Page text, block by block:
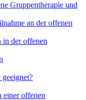
Gruppentherapie und
an der offenen
in der offenen
einer offenen